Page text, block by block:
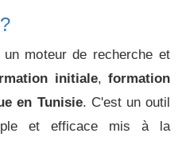
un moteur de recherche et
initiale,formation
en Tunisie. C'est un outil
et efficace mis à la